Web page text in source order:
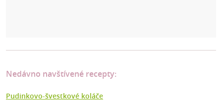
Nedávno navštívené recepty:
Pudinkovo-švestkové koláče